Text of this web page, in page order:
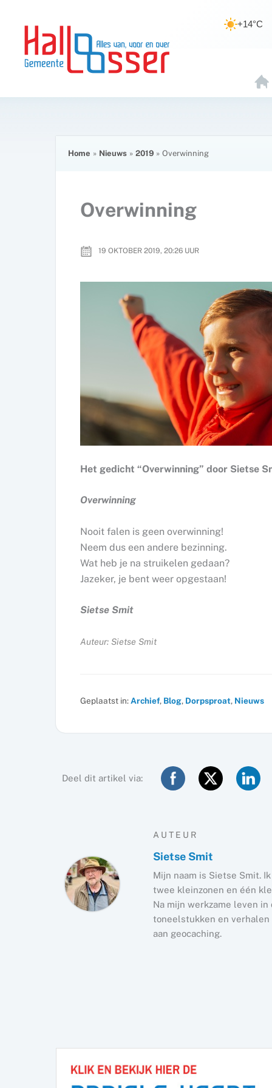
inhoud
inhoud
+14°C
O
M
Home Nieuws 2019 Overwinning
Overwinning
19 OKTOBER 2019, 20:26 UUR
Het gedicht “Overwinning” door Sietse
Overwinning
Nooit falen is geen overwinning!
Neem dus een andere bezinning.
Wat heb je na struikelen gedaan?
Jazeker, je bent weer opgestaan!
Sietse Smit
Auteur: Sietse Smit
Geplaatst in: Archief, Blog, Dorpsproat, Nieuws
Deel dit artikel via:
AUTEUR
Sietse Smit
Mijn naam is Sietse Smit.
twee kleinzonen en één
Na mijn werkzame leven
toneelstukken en verhalen
aan geocaching.